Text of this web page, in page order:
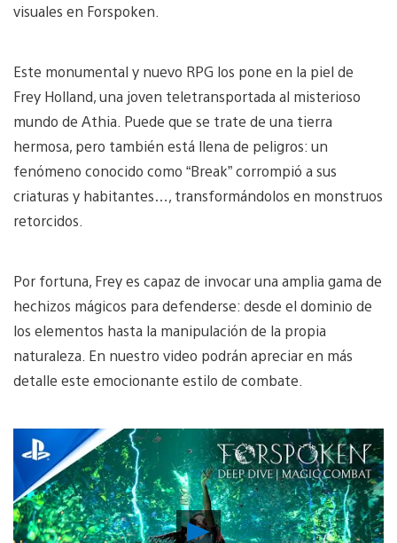
visuales en Forspoken.
Este monumental y nuevo RPG los pone en la piel de
Frey Holland, una joven teletransportada al misterioso
mundo de Athia. Puede que se trate de una tierra
hermosa, pero también está llena de peligros: un
fenómeno conocido como “Break” corrompió a sus
criaturas y habitantes…, transformándolos en monstruos
retorcidos.
Por fortuna, Frey es capaz de invocar una amplia gama de
hechizos mágicos para defenderse: desde el dominio de
los elementos hasta la manipulación de la propia
naturaleza. En nuestro video podrán apreciar en más
detalle este emocionante estilo de combate.
Reproducir